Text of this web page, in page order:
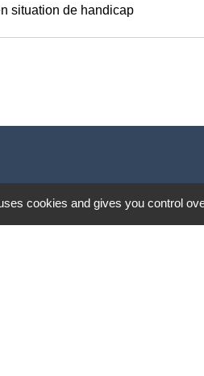
situation de handicap
cookies and gives you control